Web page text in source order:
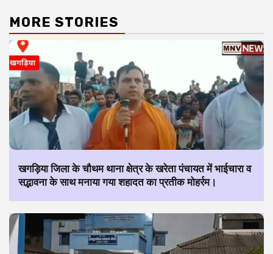
MORE STORIES
खगड़िया जिला के चौथम थाना क्षेत्र के खरेता पंचायत में भाईचारा व
सद्भावना के साथ मनाया गया शहादत का प्रतीक मोहर्रम।